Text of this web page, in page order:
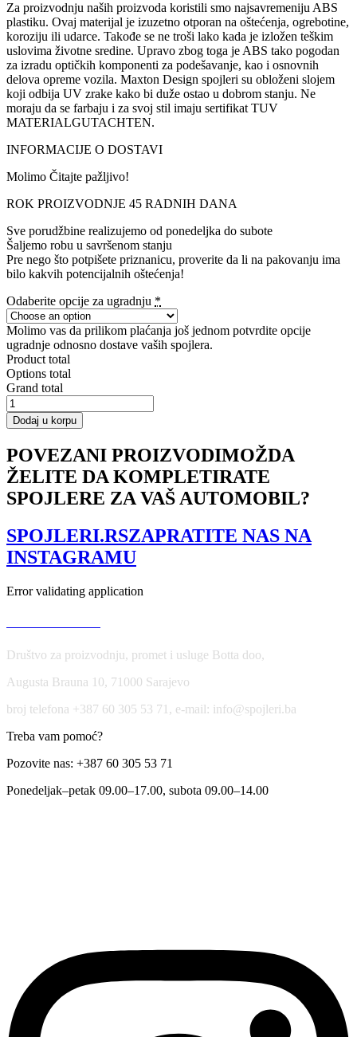
Za proizvodnju naših proizvoda koristili smo najsavremeniju ABS
plastiku. Ovaj materijal je izuzetno otporan na oštećenja, ogrebotine,
koroziju ili udarce. Takođe se ne troši lako kada je izložen teškim
uslovima životne sredine. Upravo zbog toga je ABS tako pogodan
za izradu optičkih komponenti za podešavanje, kao i osnovnih
delova opreme vozila. Maxton Design spojleri su obloženi slojem
koji odbija UV zrake kako bi duže ostao u dobrom stanju. Ne
moraju da se farbaju i za svoj stil imaju sertifikat TUV
MATERIALGUTACHTEN.
INFORMACIJE O DOSTAVI
Molimo Čitajte pažljivo!
ROK PROIZVODNJE 45 RADNIH DANA
Sve porudžbine realizujemo od ponedeljka do subote
Šaljemo robu u savršenom stanju
Pre nego što potpišete priznanicu, proverite da li na pakovanju ima
bilo kakvih potencijalnih oštećenja!
Odaberite opcije za ugradnju *
Molimo vas da prilikom plaćanja još jednom potvrdite opcije
ugradnje odnosno dostave vaših spojlera.
Product total
Options total
Grand total
Front
Splitter
Ford
ST
Mk7
FL
(Fit
Design
Bumper)
količina
Dodaj u korpu
POVEZANI PROIZVODIMOŽDA
ŽELITE DA KOMPLETIRATE
SPOJLERE ZA VAŠ AUTOMOBIL?
SPOJLERI.RSZAPRATITE NAS NA
INSTAGRAMU
Error validating application
Društvo za proizvodnju, promet i usluge Botta doo,
Augusta Brauna 10, 71000 Sarajevo
broj telefona +387 60 305 53 71, e-mail: info@spojleri.ba
Treba vam pomoć?
Pozovite nas: +387 60 305 53 71
Ponedeljak–petak 09.00–17.00, subota 09.00–14.00